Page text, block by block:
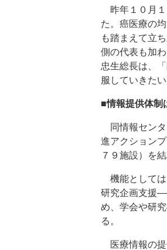
昨年１０月１
た。癌医療の
も踏まえて立
側の代表も加
忠生総長は、
服していきた
■情報提供体制
同情報センタ
進アクション
７９施設）を
機能としては
研究企画支援
め、学会や研
る。
医療情報の提